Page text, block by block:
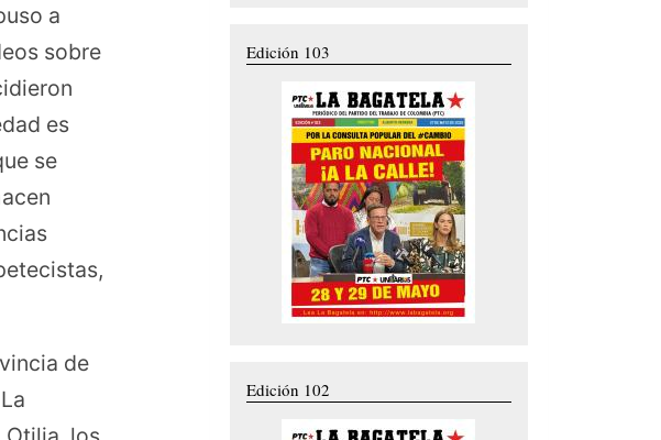
a
sobre
es
se
de
Edición 103
Edición 102